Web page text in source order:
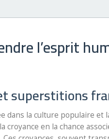
l’esprit
superstitions
la culture populaire et
en la chance